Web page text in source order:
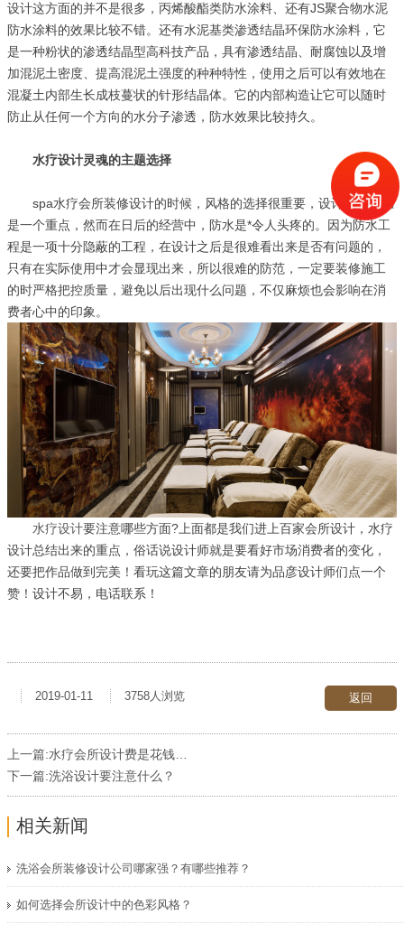
设计这方面的并不是很多，丙烯酸酯类防水涂料、还有JS聚合物水泥
防水涂料的效果比较不错。还有水泥基类渗透结晶环保防水涂料，它
是一种粉状的渗透结晶型高科技产品，具有渗透结晶、耐腐蚀以及增
加混泥土密度、提高混泥土强度的种种特性，使用之后可以有效地在
混凝土内部生长成枝蔓状的针形结晶体。它的内部构造让它可以随时
防止从任何一个方向的水分子渗透，防水效果比较持久。
水疗设计灵魂的主题选择
spa水疗会所装修设计的时候，风格的选择很重要，设计上的美感
是一个重点，然而在日后的经营中，防水是*令人头疼的。因为防水工
程是一项十分隐蔽的工程，在设计之后是很难看出来是否有问题的，
只有在实际使用中才会显现出来，所以很难的防范，一定要装修施工
的时严格把控质量，避免以后出现什么问题，不仅麻烦也会影响在消
费者心中的印象。
水疗设计要注意哪些方面?上面都是我们进上百家会所设计，水疗
设计总结出来的重点，俗话说设计师就是要看好市场消费者的变化，
还要把作品做到完美！看玩这篇文章的朋友请为品彦设计师们点一个
赞！设计不易，电话联系！
返回
2019-01-11 3758人浏览
上一篇:水疗会所设计费是花钱还是省钱？
下一篇:洗浴设计要注意什么？
相关新闻
洗浴会所装修设计公司哪家强？有哪些推荐？
如何选择会所设计中的色彩风格？